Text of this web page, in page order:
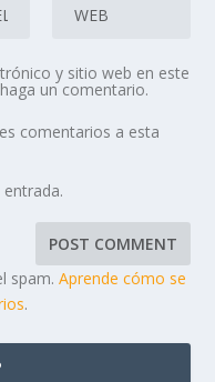
y sitio web en este
un comentario.
comentarios a esta
spam.Aprende cómo se
.